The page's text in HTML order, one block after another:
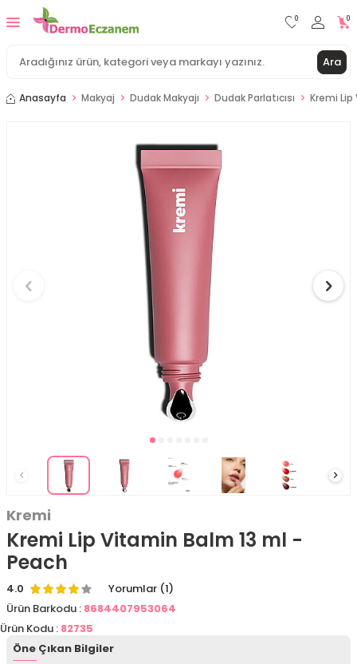
Ara
0 0
Anasayfa Makyaj Dudak Makyajı Dudak Parlatıcısı ​Kremi
Kremi
​Kremi Lip Vitamin Balm 13 ml -
Peach
4.0
Yorumlar (1)
Ürün Barkodu : 8684407953064
Ürün Kodu : 82735
Öne Çıkan Bilgiler